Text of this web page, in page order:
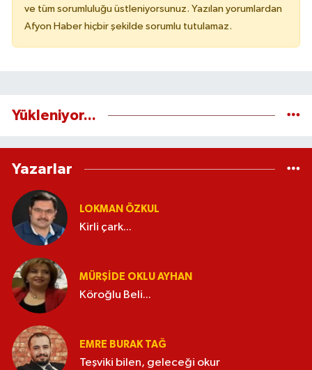
ve tüm sorumluluğu üstleniyorsunuz. Yazılan yorumlardan
Afyon Haber hiçbir şekilde sorumlu tutulamaz.
Yükleniyor...
Yazarlar
LOKMAN ÖZKUL
Kirli çark...
MÜRŞIDE OKLU AYHAN
Köroğlu Beli...
EMRE BURAK TAĞ
Teşviki bilen, geleceği okur